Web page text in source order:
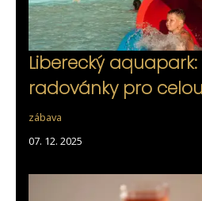
Liberecký
radovánky pro
zábava
07. 12. 2025